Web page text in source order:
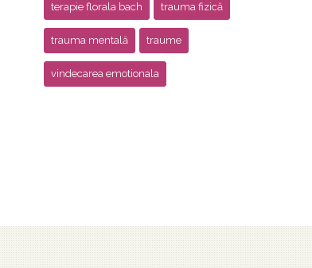
terapie florala bach trauma fizică
trauma mentală traume
vindecarea emotionala